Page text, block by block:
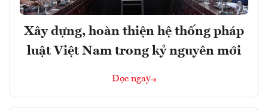
Xây dựng, hoàn thiện hệ thống pháp
luật Việt Nam trong kỷ nguyên mới
Đọc ngay